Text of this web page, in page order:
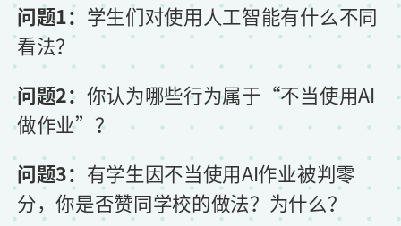
问题1： 学生们对使用人工智能有什么不同
看法？
问题2： 你认为哪些行为属于“不当使用AI
做作业”？
问题3： 有学生因不当使用AI作业被判零
分，你是否赞同学校的做法？为什么？